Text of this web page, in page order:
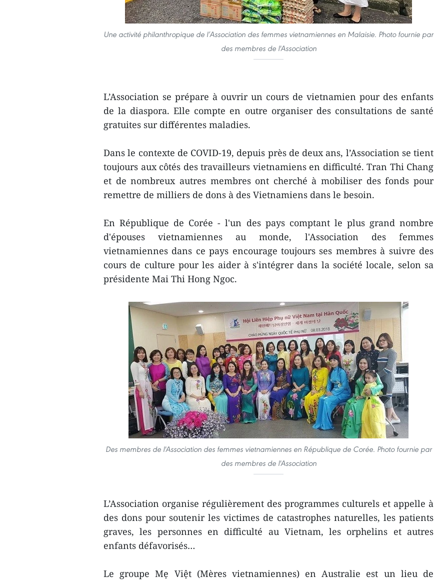
Une activité philanthropique de l’Association des femmes vietnamiennes en Malaisie. Photo fournie par
des membres de l'Association
L’Association se prépare à ouvrir un cours de vietnamien pour des enfants
de la diaspora. Elle compte en outre organiser des consultations de santé
gratuites sur différentes maladies.
Dans le contexte de COVID-19, depuis près de deux ans, l’Association se tient
toujours aux côtés des travailleurs vietnamiens en difficulté. Tran Thi Chang
et de nombreux autres membres ont cherché à mobiliser des fonds pour
remettre de milliers de dons à des Vietnamiens dans le besoin.
En République de Corée - l'un des pays comptant le plus grand nombre
d'épouses vietnamiennes au monde, l'Association des femmes
vietnamiennes dans ce pays encourage toujours ses membres à suivre des
cours de culture pour les aider à s'intégrer dans la société locale, selon sa
présidente Mai Thi Hong Ngoc.
Des membres de l'Association des femmes vietnamiennes en République de Corée. Photo fournie par
des membres de l'Association
L’Association organise régulièrement des programmes culturels et appelle à
des dons pour soutenir les victimes de catastrophes naturelles, les patients
graves, les personnes en difficulté au Vietnam, les orphelins et autres
enfants défavorisés…
Le groupe Mẹ Việt (Mères vietnamiennes) en Australie est un lieu de